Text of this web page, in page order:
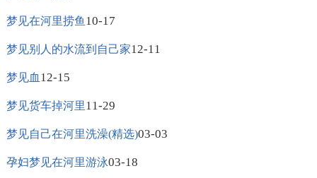
梦见在河里捞鱼 10-17
梦见别人的水流到自己家12-11
梦见血 12-15
梦见货车掉河里11-29
梦见自己在河里洗澡(精选)03-03
孕妇梦见在河里游泳03-18